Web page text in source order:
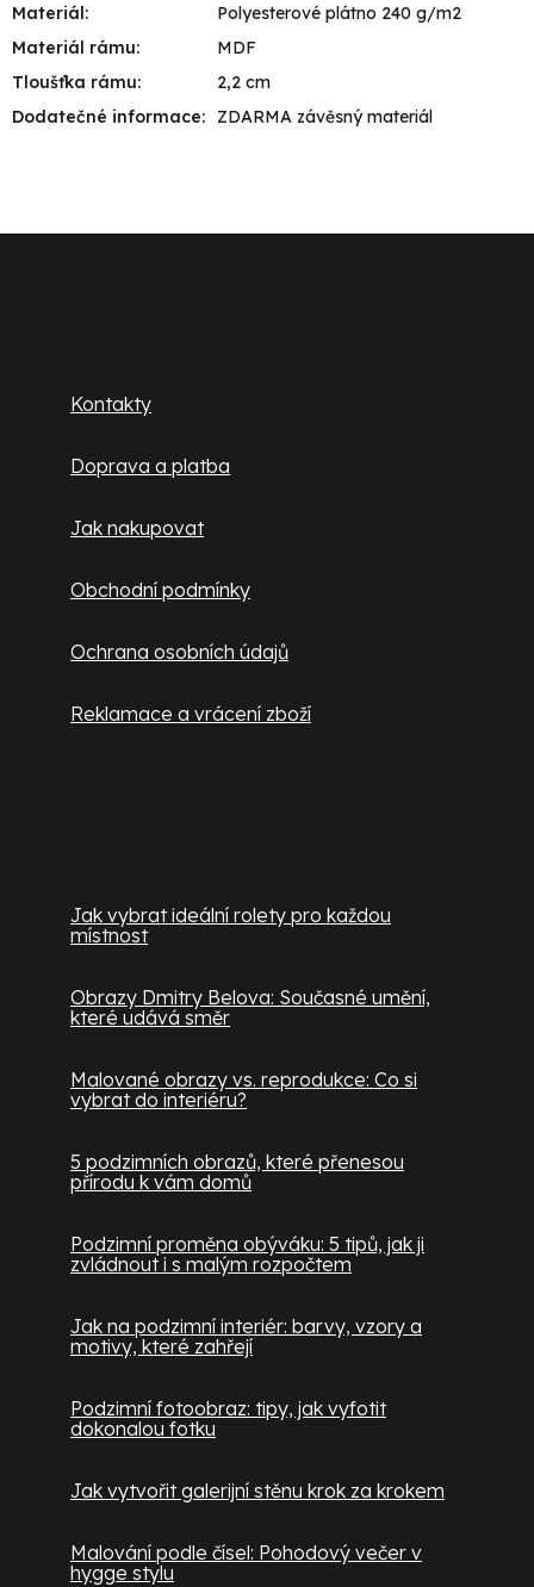
Materiál:
Polyesterové plátno 240 g/m2
Materiál rámu:
MDF
Tloušťka rámu:
2,2 cm
Dodatečné informace: ZDARMA závěsný materiál
Kontakty
Doprava a platba
Jak nakupovat
Obchodní podmínky
Ochrana osobních údajů
Reklamace a vrácení zboží
Jak vybrat ideální rolety pro každou
místnost
Obrazy Dmitry Belova: Současné umění,
které udává směr
Malované obrazy vs. reprodukce: Co si
vybrat do interiéru?
5 podzimních obrazů, které přenesou
přírodu k vám domů
Podzimní proměna obýváku: 5 tipů, jak ji
zvládnout i s malým rozpočtem
Jak na podzimní interiér: barvy, vzory a
motivy, které zahřejí
Podzimní fotoobraz: tipy, jak vyfotit
dokonalou fotku
Jak vytvořit galerijní stěnu krok za krokem
Malování podle čísel: Pohodový večer v
hygge stylu